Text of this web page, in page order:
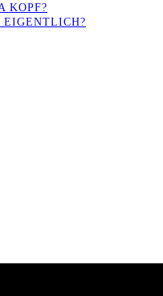
KOPF?
EIGENTLICH?